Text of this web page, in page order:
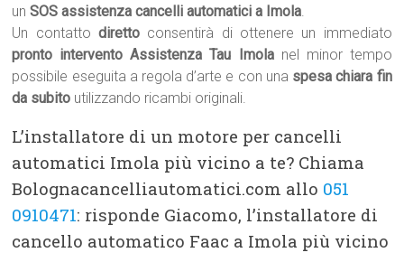
unSOS assistenza cancelli automatici a Imola.
Un contattodiretto consentirà di ottenere un immediato
pronto intervento Assistenza Tau Imola nel minor tempo
possibile eseguita a regola d’arte e con una spesa chiara fin
da subito utilizzando ricambi originali.
L’installatore di un motore per cancelli
automatici Imola più vicino a te? Chiama
Bolognacancelliautomatici.com allo 051
0910471: risponde Giacomo, l’installatore di
cancello automatico Faac a Imola più vicino